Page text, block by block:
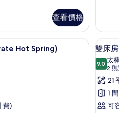
查看價格
華客房, 非吸煙房 (with Private Hot
Hot Spring)
費)
顯
示
雙
床
房,
非
4
雙床
9.09.0 分
太
2 則
(2
則
評
論)
21
1
可